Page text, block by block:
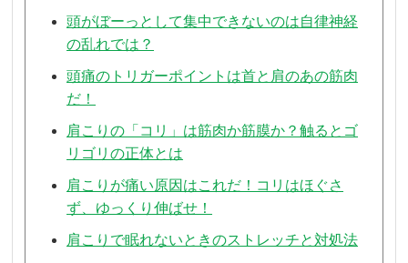
頭がぼーっとして集中できないのは自律神経
の乱れでは？
頭痛のトリガーポイントは首と肩のあの筋肉
だ！
肩こりの「コリ」は筋肉か筋膜か？触るとゴ
リゴリの正体とは
肩こりが痛い原因はこれだ！コリはほぐさ
ず、ゆっくり伸ばせ！
肩こりで眠れないときのストレッチと対処法